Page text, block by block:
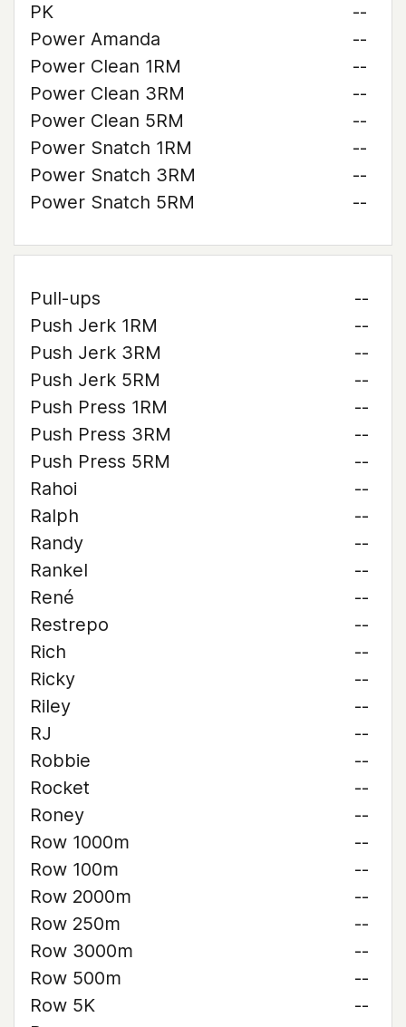
PK
--
Power Amanda
--
Power Clean 1RM
--
Power Clean 3RM
--
Power Clean 5RM
--
Power Snatch 1RM
--
Power Snatch 3RM
--
Power Snatch 5RM
--
Pull-ups
--
Push Jerk 1RM
--
Push Jerk 3RM
--
Push Jerk 5RM
--
Push Press 1RM
--
Push Press 3RM
--
Push Press 5RM
--
Rahoi
--
Ralph
--
Randy
--
Rankel
--
René
--
Restrepo
--
Rich
--
Ricky
--
Riley
--
RJ
--
Robbie
--
Rocket
--
Roney
--
Row 1000m
--
Row 100m
--
Row 2000m
--
Row 250m
--
Row 3000m
--
Row 500m
--
Row 5K
--